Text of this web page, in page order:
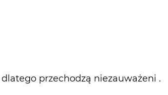
przechodzą niezauważeni .